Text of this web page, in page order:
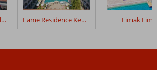
Corendon Hydros Club Kemer Fame Residence Kemer & Spa Limak